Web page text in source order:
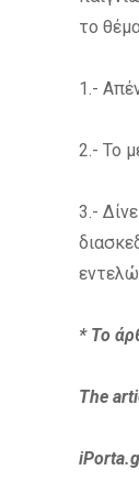
το
1.-
2.- Το
3.-
* Το
The